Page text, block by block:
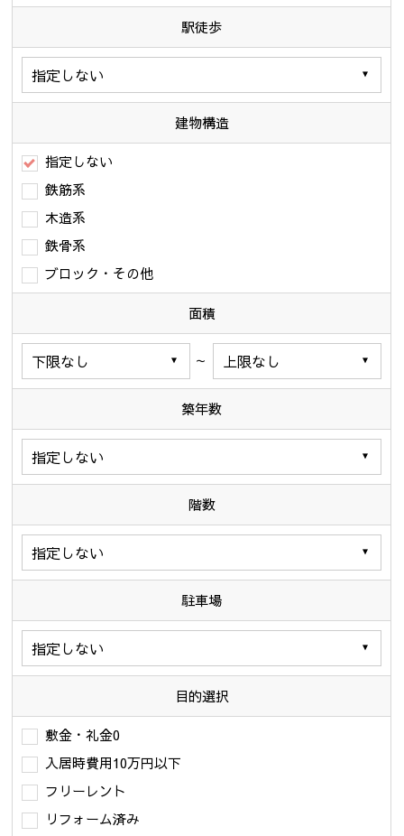
駅徒歩
建物構造
指定しない
鉄筋系
木造系
鉄骨系
ブロック・その他
面積
～
築年数
階数
駐車場
目的選択
敷金・礼金0
入居時費用10万円以下
フリーレント
リフォーム済み